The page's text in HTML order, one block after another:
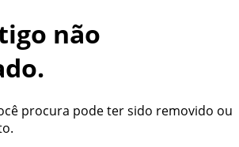
não
procura pode ter sido removido ou